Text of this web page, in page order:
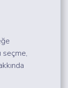
seçme,